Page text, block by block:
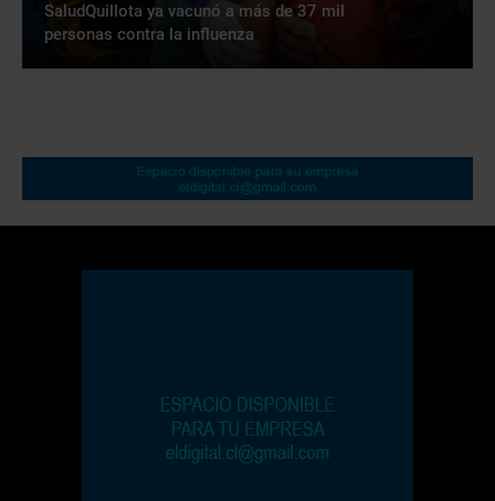
SaludQuillota ya vacunó a más de 37 mil
personas contra la influenza